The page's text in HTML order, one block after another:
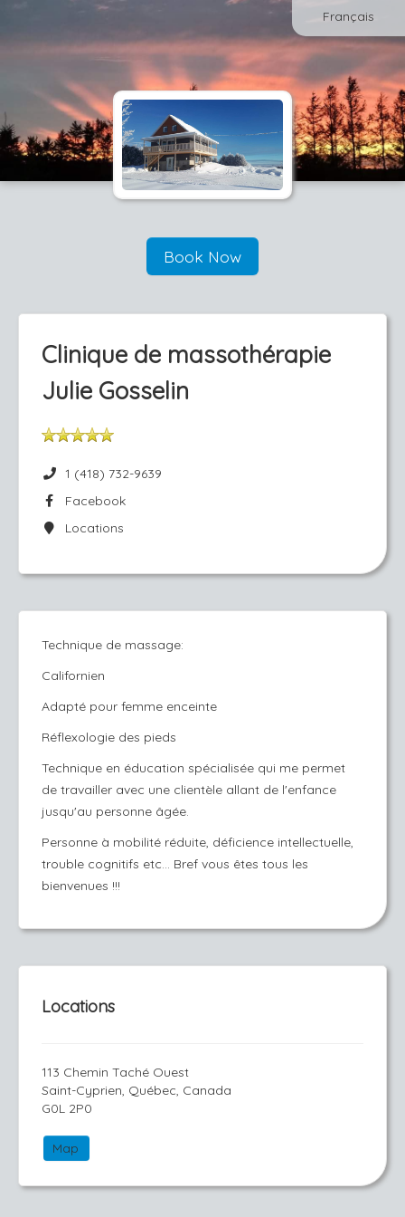
Français
Book Now
Clinique de massothérapie
Julie Gosselin
1 (418) 732-9639
Facebook
Locations
Technique de massage:
Californien
Adapté pour femme enceinte
Réflexologie des pieds
Technique en éducation spécialisée qui me permet
de travailler avec une clientèle allant de l'enfance
jusqu'au personne âgée.
Personne à mobilité réduite, déficience intellectuelle,
trouble cognitifs etc... Bref vous êtes tous les
bienvenues !!!
Locations
113 Chemin Taché Ouest
Saint-Cyprien, Québec, Canada
G0L 2P0
Map